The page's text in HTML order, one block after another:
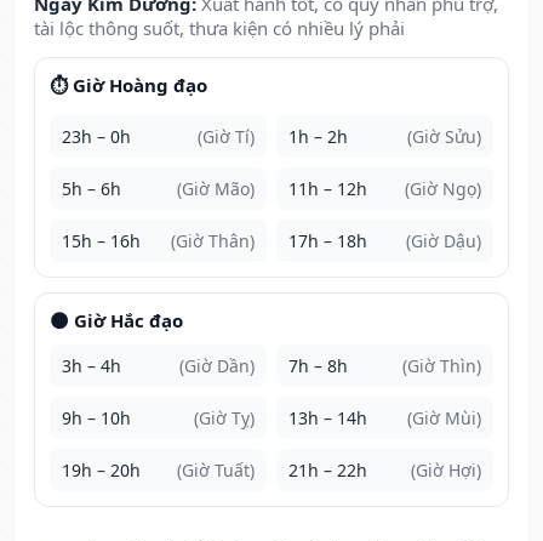
tài lộc thông suốt, thưa kiện có nhiều lý phải
⏱️ Giờ Hoàng đạo
23h – 0h (Giờ Tí) 1h – 2h (Giờ Sửu)
5h – 6h (Giờ Mão) 11h – 12h (Giờ Ngọ)
15h – 16h (Giờ Thân) 17h – 18h (Giờ Dậu)
🌑 Giờ Hắc đạo
3h – 4h (Giờ Dần) 7h – 8h (Giờ Thìn)
9h – 10h (Giờ Tỵ) 13h – 14h (Giờ Mùi)
19h – 20h (Giờ Tuất) 21h – 22h (Giờ Hợi)